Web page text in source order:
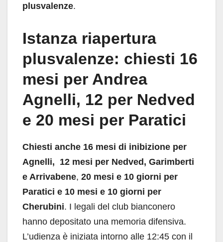
plusvalenze.
Istanza riapertura
plusvalenze: chiesti 16
mesi per Andrea
Agnelli, 12 per Nedved
e 20 mesi per Paratici
Chiesti anche 16 mesi di inibizione per
Agnelli, 12 mesi per Nedved, Garimberti
e Arrivabene, 20 mesi e 10 giorni per
Paratici e 10 mesi e 10 giorni per
Cherubini. I legali del club bianconero
hanno depositato una memoria difensiva.
L’udienza è iniziata intorno alle 12:45 con il